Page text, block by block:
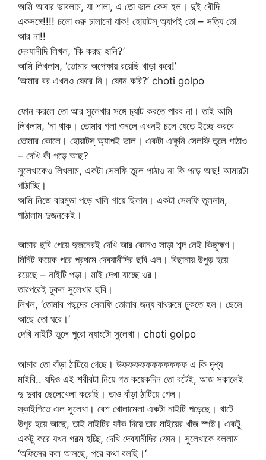
আমি আবার ভাবলাম, যা শালা, এ তো ভাল কেস হল। দুই বৌদি
একসঙ্গে!!!! চলো গুরু চালানো যাক! হোয়াটস্ অ্যাপই তো – সত্যি তো
আর না!!
দেবযানীদি লিখল, ‘কি করছ হানি?’
আমি লিখলাম, ‘তোমার অপেক্ষায় রয়েছি খাড়া করে!’
‘আমার বর এখনও ফেরে নি। ফোন করি?’ choti golpo
ফোন করলে তো আর সুলেখার সঙ্গে চ্যাট করতে পারব না। তাই আমি
লিখলাম, ‘না থাক। তোমার গলা শুনলে এখনই চলে যেতে ইচ্ছে করবে
তোমার কোলে। হোয়াটস্ অ্যাপই ভাল। একটা এক্ষুনি সেলফি তুলে পাঠাও
– দেখি কী পড়ে আছ?
সুলেখাকেও লিখলাম, একটা সেলফি তুলে পাঠাও না কি পড়ে আছ! আমারটা
পাঠাচ্ছি।
আমি নিজে বারমুডা পড়ে খালি গায়ে ছিলাম। একটা সেলফি তুললাম,
পাঠালাম দুজনকেই।
আমার ছবি পেয়ে দুজনেরই দেখি আর কোনও সাড়া শব্দ নেই কিছুক্ষণ।
মিনিট কয়েক পরে প্রথমে দেবযানীদির ছবি এল। বিছানায় উপুড় হয়ে
রয়েছে – নাইটি পড়া। মাই দেখা যাচ্ছে ওর।
তারপরেই ঢুকল সুলেখার ছবি।
লিখল, ‘তোমার পছন্দের সেলফি তোলার জন্য বাথরুমে ঢুকতে হল। ছেলে
আছে তো ঘরে।‘
দেখি নাইটি তুলে পুরো ন্যাংটো সুলেখা। choti golpo
আমার তো বাঁড়া ঠাটিয়ে গেছে। উফফফফফফফফফফফ এ কি দৃশ্য
মাইরি.. যদিও এই শরীরটা নিয়ে গত কয়েকদিন তো বটেই, আজ সকালেই
দু দুবার ছেলেখেলা করেছি। তাও বাঁড়া ঠাটিয়ে গেল।
স্কাইপিতে এল সুলেখা। বেশ খোলামেলা একটা নাইটি পড়েছে। খাটে
উপুর হয়ে আছে, তাই নাইটির ফাঁক দিয়ে তার মাইয়ের খাঁজ স্পষ্ট। একটু
একটু করে যখন গরম হচ্ছি, দেখি দেবযানীদির ফোন। সুলেখাকে বললাম
‘অফিসের কল আসছে, পরে কথা বলছি।‘